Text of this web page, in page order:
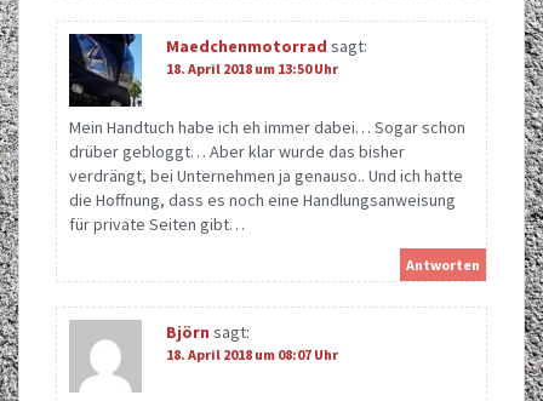
Maedchenmotorrad sagt:
18. April 2018 um 13:50 Uhr
Mein Handtuch habe ich eh immer dabei… Sogar schon
drüber gebloggt… Aber klar wurde das bisher
verdrängt, bei Unternehmen ja genauso.. Und ich hatte
die Hoffnung, dass es noch eine Handlungsanweisung
für private Seiten gibt…
Antworten
Björn sagt:
18. April 2018 um 08:07 Uhr